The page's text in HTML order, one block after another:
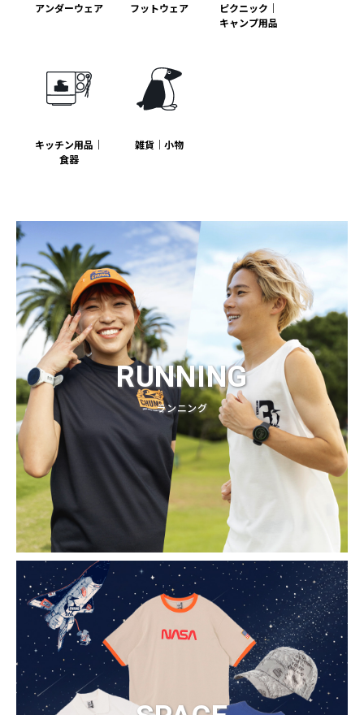
アンダーウェア フットウェア
ピクニック｜
キャンプ用品
キッチン用品｜
食器
雑貨｜小物
RUNNING
ランニング